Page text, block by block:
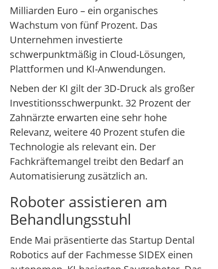
Milliarden Euro – ein organisches
Wachstum von fünf Prozent. Das
Unternehmen investierte
schwerpunktmäßig in Cloud-Lösungen,
Plattformen und KI-Anwendungen.
Neben der KI gilt der 3D-Druck als großer
Investitionsschwerpunkt. 32 Prozent der
Zahnärzte erwarten eine sehr hohe
Relevanz, weitere 40 Prozent stufen die
Technologie als relevant ein. Der
Fachkräftemangel treibt den Bedarf an
Automatisierung zusätzlich an.
Roboter assistieren am
Behandlungsstuhl
Ende Mai präsentierte das Startup Dental
Robotics auf der Fachmesse SIDEX einen